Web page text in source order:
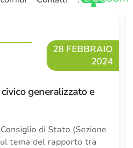
28 FEBBRAIO
2024
generalizzato e
di Stato (Sezione
tema del rapporto tra